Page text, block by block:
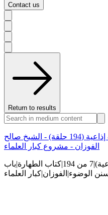
Contact us
Return to results
شرح زاد المستقنع - حلقات إذاعية (194 حلقة) - الشيخ صالح
الفوزان - مشروع كبار العلماء
شرح زاد المستقنع (حلقات إذاعية)|7 من 194|كتاب الطهارة|باب
الوضوء|الفوزان|كبار العلماء